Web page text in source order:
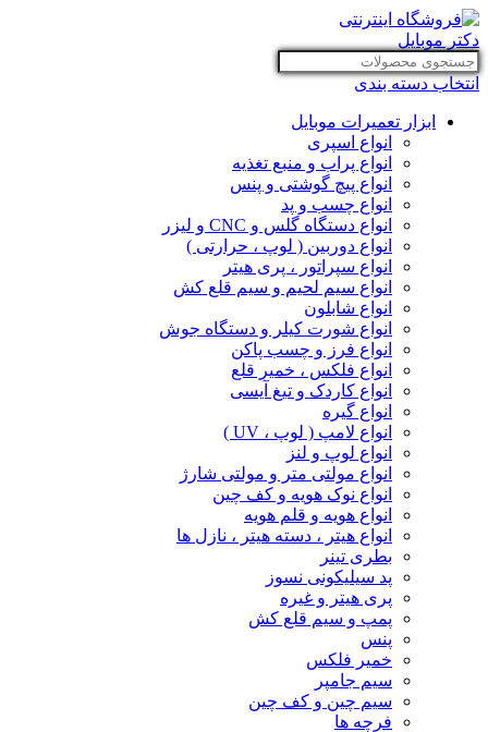
انتخاب دسته بندی
ابزار تعمیرات موبایل
انواع اسپری
انواع پراب و منبع تغذیه
انواع پیچ گوشتی و پنس
انواع چسب و پد
انواع دستگاه گلس و CNC و لیزر
انواع دوربین ( لوپ ، حرارتی )
انواع سپراتور ، پری هیتر
انواع سیم لحیم و سیم قلع کش
انواع شابلون
انواع شورت کیلر و دستگاه جوش
انواع فرز و چسب پاکن
انواع فلکس ، خمیر قلع
انواع کاردک و تیغ آیسی
انواع گیره
انواع لامپ ( لوپ ، UV )
انواع لوپ و لنز
انواع مولتی متر و مولتی شارژ
انواع نوک هویه و کف چین
انواع هویه و قلم هویه
انواع هیتر ، دسته هیتر ، نازل ها
بطری تینر
پد سیلیکونی نسوز
پری هیتر و غیره
پمپ و سیم قلع کش
پنس
خمیر فلکس
سیم جامپر
سیم چین و کف چین
فرچه ها